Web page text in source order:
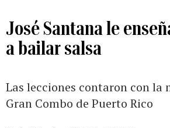
José Santana le
a bailar salsa
Las lecciones contaron con la
Gran Combo de Puerto Rico